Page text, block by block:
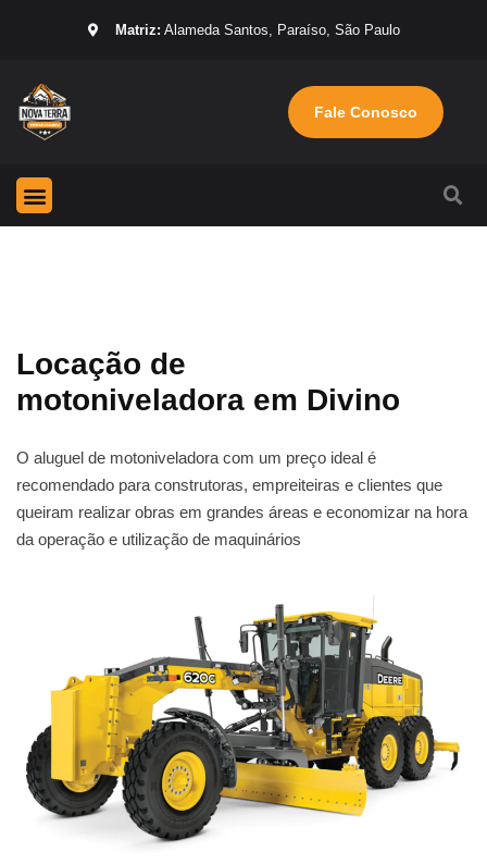
Matriz: Alameda Santos, Paraíso, São Paulo
Fale Conosco
Locação de
motoniveladora em Divino
O aluguel de motoniveladora com um preço ideal é
recomendado para construtoras, empreiteiras e clientes que
queiram realizar obras em grandes áreas e economizar na hora
da operação e utilização de maquinários